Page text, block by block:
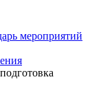
мероприятий